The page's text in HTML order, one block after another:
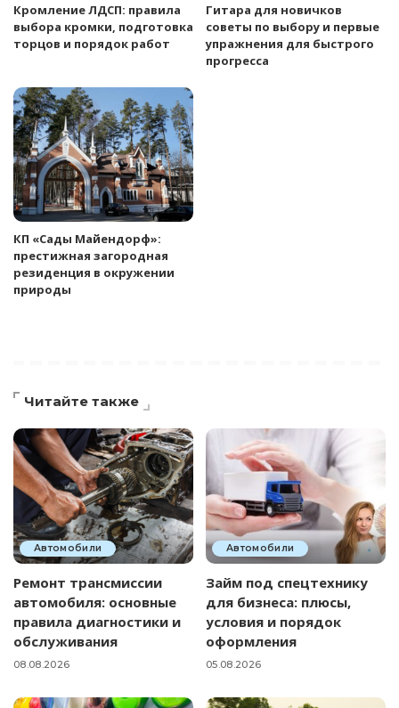
Кромление ЛДСП: правила
выбора кромки, подготовка
торцов и порядок работ
Гитара для новичков
советы по выбору и первые
упражнения для быстрого
прогресса
КП «Сады Майендорф»:
престижная загородная
резиденция в окружении
природы
Читайте также
Автомобили
Ремонт трансмиссии
автомобиля: основные
правила диагностики и
обслуживания
08.08.2026
Автомобили
Займ под спецтехнику
для бизнеса: плюсы,
условия и порядок
оформления
05.08.2026